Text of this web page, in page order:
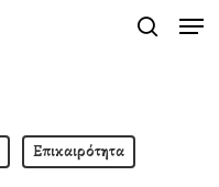
Επικαιρότητα